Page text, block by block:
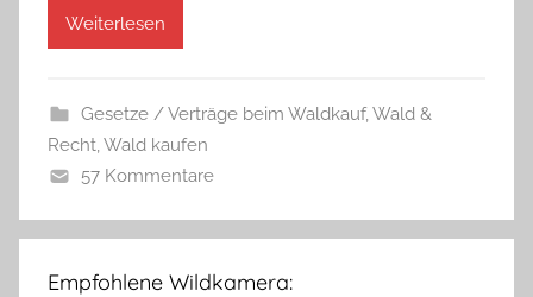
Weiterlesen
Gesetze / Verträge beim Waldkauf,Wald &
Recht,Wald kaufen
57 Kommentare
Empfohlene Wildkamera: